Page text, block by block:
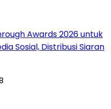
Awards 2026 untuk
Sosial, Distribusi Siaran